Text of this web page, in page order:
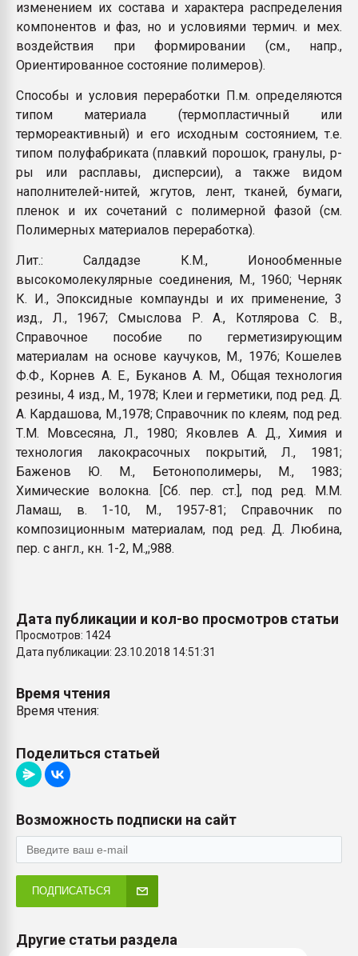
изменением их состава и характера распределения
компонентов и фаз, но и условиями термич. и мех.
воздействия при формировании (см., напр.,
Ориентированное состояние полимеров).
Способы и условия переработки П.м. определяются
типом материала (термопластичный или
термореактивный) и его исходным состоянием, т.е.
типом полуфабриката (плавкий порошок, гранулы, р-
ры или расплавы, дисперсии), а также видом
наполнителей-нитей, жгутов, лент, тканей, бумаги,
пленок и их сочетаний с полимерной фазой (см.
Полимерных материалов переработка).
Лит.: Салдадзе К.М., Ионообменные
высокомолекулярные соединения, М., 1960; Черняк
К. И., Эпоксидные компаунды и их применение, 3
изд., Л., 1967; Смыслова Р. А., Котлярова С. В.,
Справочное пособие по герметизирующим
материалам на основе каучуков, М., 1976; Кошелев
Ф.Ф., Корнев А. Е., Буканов А. М., Общая технология
резины, 4 изд., М., 1978; Клеи и герметики, под ред. Д.
А. Кардашова, М.,1978; Справочник по клеям, под ред.
Т.М. Мовсесяна, Л., 1980; Яковлев А. Д., Химия и
технология лакокрасочных покрытий, Л., 1981;
Баженов Ю. М., Бетонополимеры, М., 1983;
Химические волокна. [Сб. пер. ст.], под ред. М.М.
Ламаш, в. 1-10, М., 1957-81; Справочник по
композиционным материалам, под ред. Д. Любина,
пер. с англ., кн. 1-2, М.,;988.
Дата публикации и кол-во просмотров статьи
Просмотров: 1424
Дата публикации: 23.10.2018 14:51:31
Время чтения
Время чтения:
Поделиться статьей
Возможность подписки на сайт
ПОДПИСАТЬСЯ
Другие статьи раздела